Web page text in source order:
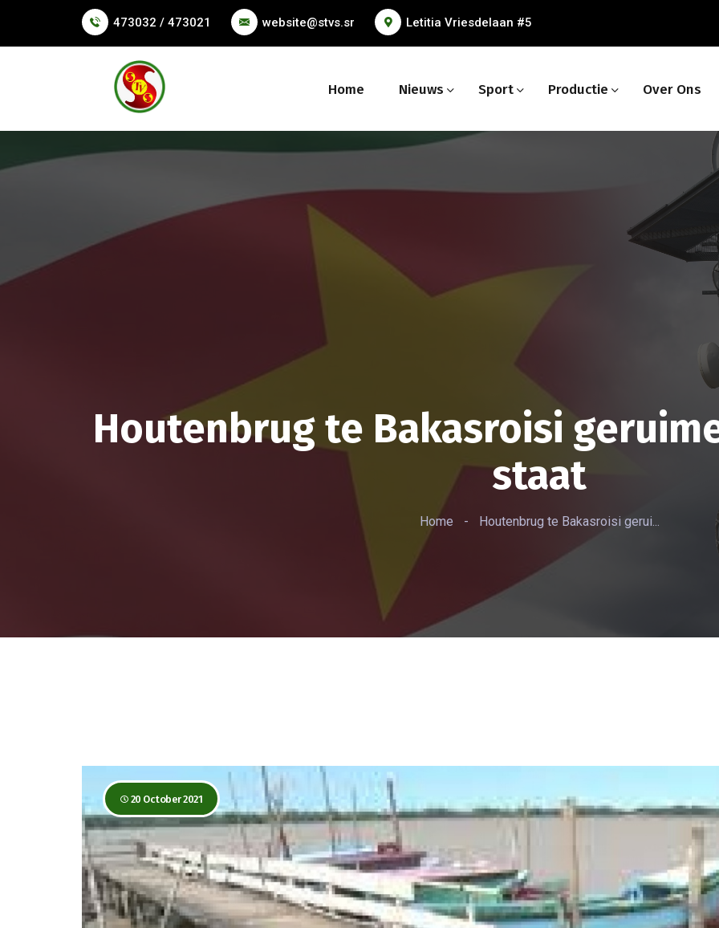
473032 / 473021 website@stvs.sr Letitia Vriesdelaan #5
Home Nieuws Sport Productie Over Ons
Houtenbrug te Bakasroisi
staat
Home - Houtenbrug te Bakasroisi gerui...
20 October 2021